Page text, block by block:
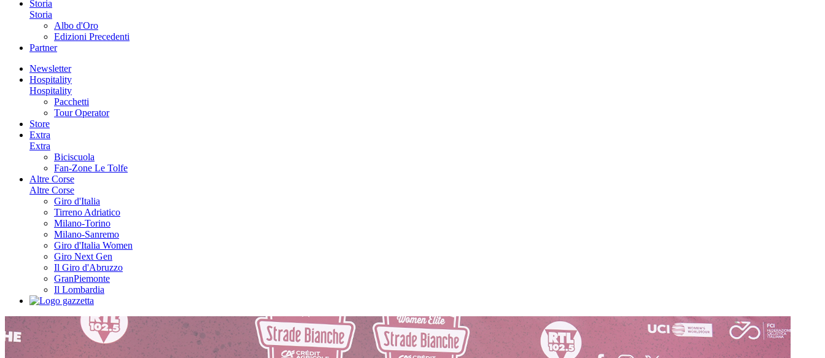
Storia
Storia
Albo d'Oro
Edizioni Precedenti
Partner
Newsletter
Hospitality
Hospitality
Pacchetti
Tour Operator
Store
Extra
Extra
Biciscuola
Fan-Zone Le Tolfe
Altre Corse
Altre Corse
Giro d'Italia
Tirreno Adriatico
Milano-Torino
Milano-Sanremo
Giro d'Italia Women
Giro Next Gen
Il Giro d'Abruzzo
GranPiemonte
Il Lombardia